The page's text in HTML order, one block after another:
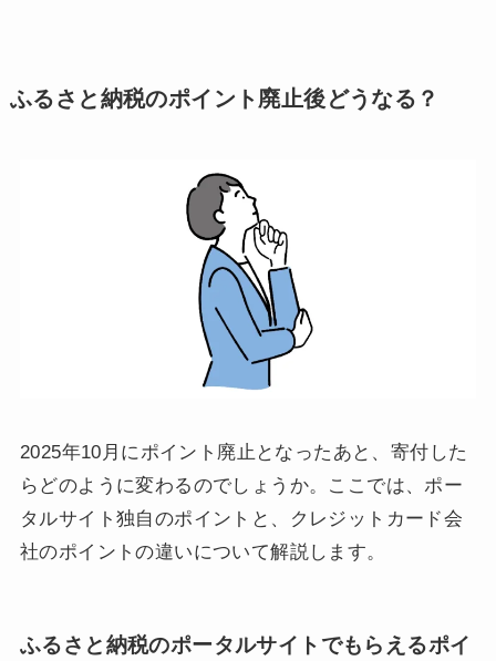
ふるさと納税のポイント廃止後どうなる？
2025年10月にポイント廃止となったあと、寄付した
らどのように変わるのでしょうか。ここでは、ポー
タルサイト独自のポイントと、クレジットカード会
社のポイントの違いについて解説します。
ふるさと納税のポータルサイトでもらえるポイ